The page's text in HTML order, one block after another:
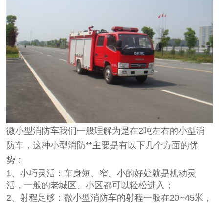
微小型消防车我们一般理解为是在2吨左右的小型消
防车，这种小型消防**主要是有以下几个方面的优
势：
1、小巧灵活：车身短、窄、小的好处就是机动灵
活，一般的老城区、小区都可以轻松进入；
2、射程足够：微小型消防车的射程一般在20~45米，